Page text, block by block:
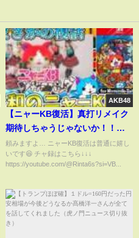
AKB48
【ニャーKB復活】真打リメイク
期待しちゃうじゃないか！！
【妖怪ウォッチ】
頼みますよ… ニャーKB復活は普通に嬉し
いです😆 チャ録はこちら↓↓↓
https://youtube.com/@Rinta6s?si=VB...